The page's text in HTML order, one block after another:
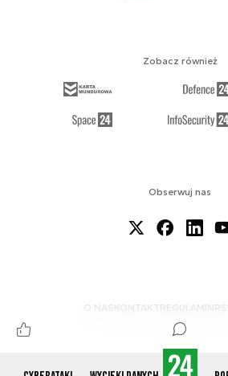
Obserwuj nas
O NAS KONTAKTREGULAMIN
Zobacz również